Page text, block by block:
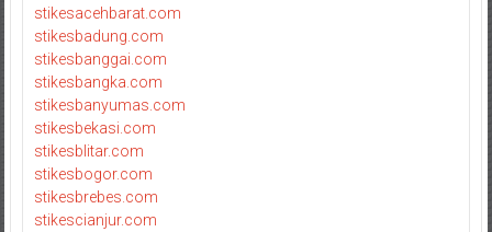
stikesacehbarat.com
stikesbadung.com
stikesbanggai.com
stikesbangka.com
stikesbanyumas.com
stikesbekasi.com
stikesblitar.com
stikesbogor.com
stikesbrebes.com
stikescianjur.com